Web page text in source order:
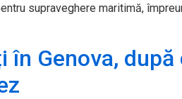
supraveghere maritimă,
Genova,